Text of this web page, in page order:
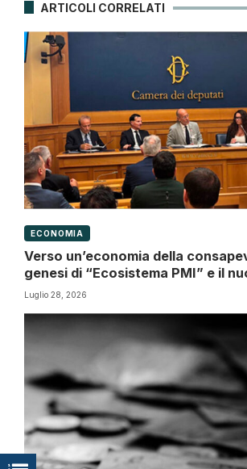
ARTICOLI CORRELATI
ECONOMIA
Verso un’economia della
genesi di “Ecosistema PMI” e il
paradigma della Governance
Luglio 28, 2026